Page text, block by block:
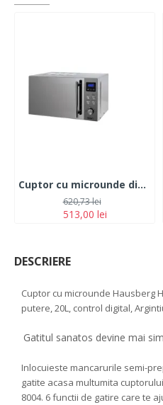
Cuptor cu microunde digital Zilan ZLN1238, Putere 700W, Capacitate 20L, Functie de dezghetare, Panou din inox, Afisaj digital
513,00 lei
620,73 lei
DESCRIERE
Cuptor cu microunde Hausberg
putere, 20L, control digital,
Gatitul sanatos devine mai
Inlocuieste mancarurile semi-
gatite acasa multumita
8004. 6 functii de gatire care te